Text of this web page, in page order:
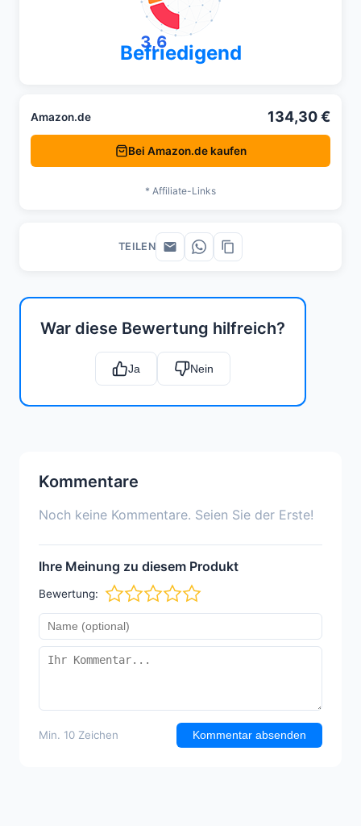
War diese Bewertung hilfreich?
Ja Nein
Kommentare
Noch keine Kommentare. Seien Sie der Erste!
Ihre Meinung zu diesem Produkt
Bewertung:
Min. 10 Zeichen Kommentar absenden
3,6
Befriedigend
Amazon.de 134,30 €
Bei Amazon.de kaufen
* Affiliate-Links
TEILEN